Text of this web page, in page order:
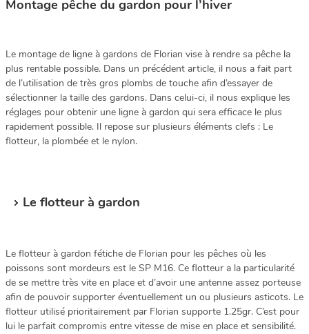
Montage pêche du gardon pour l’hiver
Le montage de ligne à gardons de Florian vise à rendre sa pêche la
plus rentable possible. Dans un précédent article, il nous a fait part
de l’utilisation de très gros plombs de touche afin d’essayer de
sélectionner la taille des gardons. Dans celui-ci, il nous explique les
réglages pour obtenir une ligne à gardon qui sera efficace le plus
rapidement possible. Il repose sur plusieurs éléments clefs : Le
flotteur, la plombée et le nylon.
Le flotteur à gardon
Le flotteur à gardon fétiche de Florian pour les pêches où les
poissons sont mordeurs est le SP M16. Ce flotteur a la particularité
de se mettre très vite en place et d’avoir une antenne assez porteuse
afin de pouvoir supporter éventuellement un ou plusieurs asticots. Le
flotteur utilisé prioritairement par Florian supporte 1.25gr. C’est pour
lui le parfait compromis entre vitesse de mise en place et sensibilité.